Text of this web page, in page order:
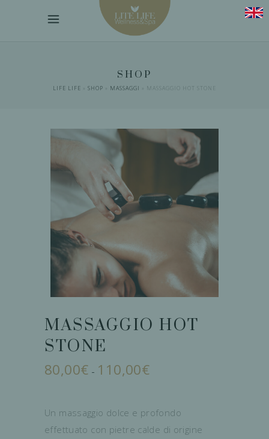
SHOP
LIFE LIFE SHOP MASSAGGI MASSAGGIO HOT STONE
MASSAGGIO HOT
STONE
80,00€ - 110,00€Fascia
di
a
Un massaggio dolce e profondo
effettuato con pietre calde di origine